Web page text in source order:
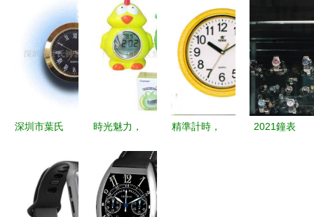
記 從零起
步到年銷千
萬的鐘表傳
奇
精湛工藝與
永恒愛情的
完美結合
指南 從日
常維護到專
業售后
深圳市葉氏
專業鐘表配
件產品列表
與鐘表銷售
時光魅力，
——廣州市
白云區梵斯
圖貿易商行
精準計時，
2021鐘表